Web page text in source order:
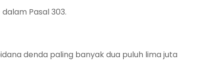
Pasal 303.
denda paling banyak dua puluh lima juta